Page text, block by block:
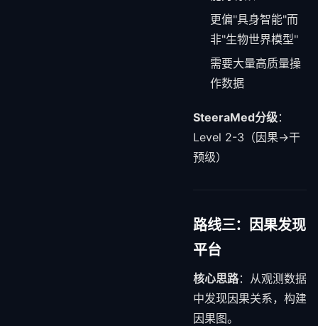
更偏"具身智能"而
非"生物世界模型"
需要大量高质量操
作数据
SteeraMed分级：
Level 2-3（因果→干
预级）
路线三：因果发现
平台
核心思路：从观测数据
中发现因果关系，构建
因果图。